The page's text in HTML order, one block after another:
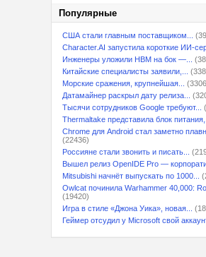
Популярные
США стали главным поставщиком...
Character.AI запустила короткие ИИ-
Инженеры уложили HBM на бок —...
Китайские специалисты заявили,...
Морские сражения, крупнейшая...
Датамайнер раскрыл дату релиза...
Тысячи сотрудников Google требуют...
Thermaltake представила блок
Chrome для Android стал заметно
(22436)
Россияне стали звонить и писать...
Вышел релиз OpenIDE Pro —
Mitsubishi начнёт выпускать по 1000...
Owlcat починила Warhammer 40,000:
(19420)
Игра в стиле «Джона Уика», новая...
Геймер отсудил у Microsoft свой